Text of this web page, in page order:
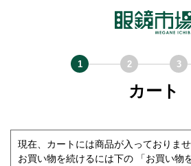
カート
現在、カートには商品が入っておりませ
お買い物を続けるには下の 「お買い物